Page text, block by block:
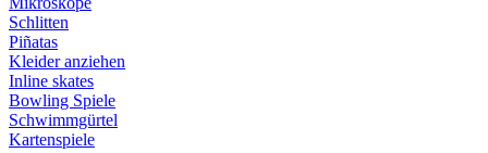
Schlitten
Piñatas
Kleider anziehen
Inline skates
Bowling Spiele
Schwimmgürtel
Kartenspiele